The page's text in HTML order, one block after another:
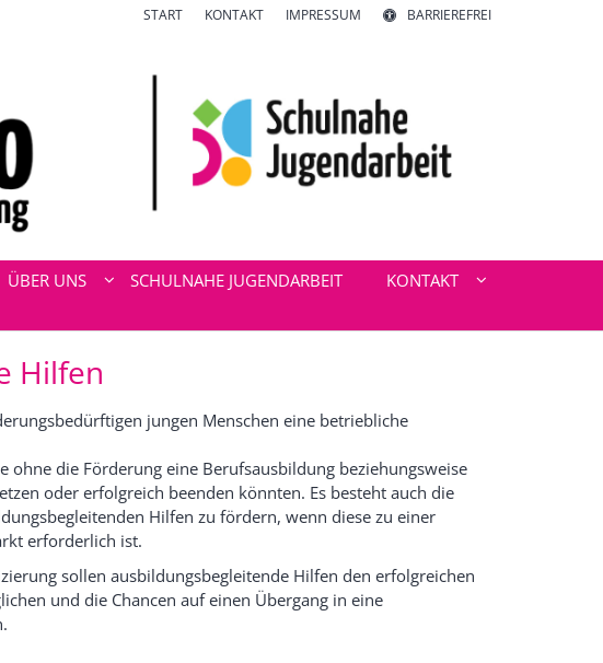
START KONTAKT IMPRESSUM BARRIEREFREI
ÜBER UNS SCHULNAHE JUGENDARBEIT KONTAKT
Hilfen
jungen Menschen eine betriebliche
ohne die Förderung eine Berufsausbildung beziehungsweise
oder erfolgreich beenden könnten. Es besteht auch die
Hilfen zu fördern, wenn diese zu einer
erforderlich ist.
sollen ausbildungsbegleitende Hilfen den erfolgreichen
und die Chancen auf einen Übergang in eine